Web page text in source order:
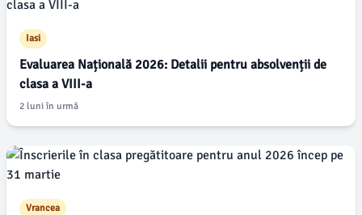
Iasi
Evaluarea Națională 2026: Detalii pentru absolvenții de
clasa a VIII-a
2 luni în urmă
Vrancea